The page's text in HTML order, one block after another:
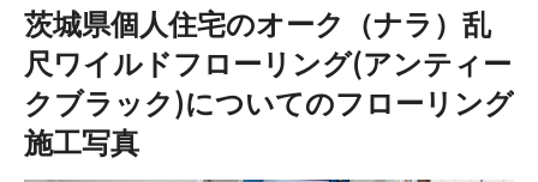
茨城県個人住宅のオーク（ナラ）乱
尺ワイルドフローリング(アンティー
クブラック)についてのフローリング
施工写真